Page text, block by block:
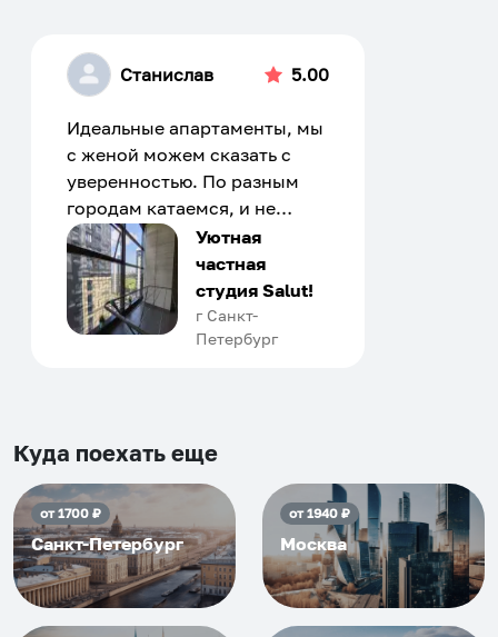
Станислав 5.00
Идеальные апартаменты, мы
с женой можем сказать с
уверенностью. По разным
городам катаемся, и не
только в России. Сервис на
отличном уровне. Хозяин
апартаментов доброй души
человек, всегда можно
договориться, подскажет
приезжать еще...
Уютная
частная
студия Salut!
г Санкт-
Петербург
Куда поехать еще
от1700₽
Санкт-Петербург
от1940₽
Москва